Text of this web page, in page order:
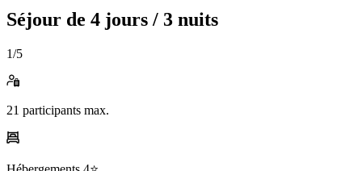
Séjour de 4 jours / 3 nuits
1/5
21 participants max.